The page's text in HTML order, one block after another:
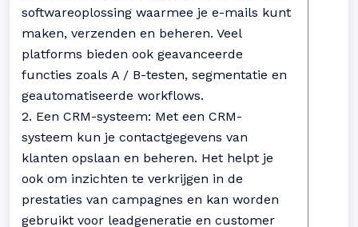
softwareoplossing waarmee je e-mails kunt
maken, verzenden en beheren. Veel
platforms bieden ook geavanceerde
functies zoals A / B-testen, segmentatie en
geautomatiseerde workflows.
2. Een CRM-systeem: Met een CRM-
systeem kun je contactgegevens van
klanten opslaan en beheren. Het helpt je
ook om inzichten te verkrijgen in de
prestaties van campagnes en kan worden
gebruikt voor leadgeneratie en customer